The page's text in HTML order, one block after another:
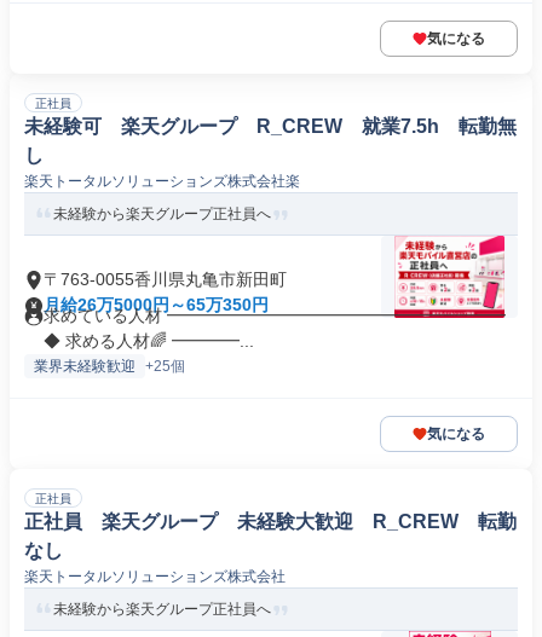
気になる
正社員
未経験可 楽天グループ R_CREW 就業7.5h 転勤無
し
楽天トータルソリューションズ株式会社楽
未経験から楽天グループ正社員へ
〒763-0055香川県丸亀市新田町
月給26万5000円～65万350円
求めている人材 ━━━━━━━━━━━━━━━━━━━━
◆ 求める人材🌈 ━━━━...
業界未経験歓迎 +25個
気になる
正社員
正社員 楽天グループ 未経験大歓迎 R_CREW 転勤
なし
楽天トータルソリューションズ株式会社
未経験から楽天グループ正社員へ